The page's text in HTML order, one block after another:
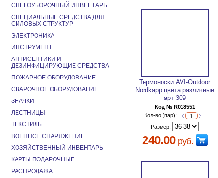
Термоноски AVI-Outdoor
Nordkapp цвета различные
арт 309
Код № R018551
Кол-во (пар):
Размер:
240.00руб.
СНЕГОУБОРОЧНЫЙ ИНВЕНТАРЬ
СПЕЦИАЛЬНЫЕ СРЕДСТВА ДЛЯ
СИЛОВЫХ СТРУКТУР
ЭЛЕКТРОНИКА
ИНСТРУМЕНТ
АНТИСЕПТИКИ И
ДЕЗИНФИЦИРУЮЩИЕ СРЕДСТВА
ПОЖАРНОЕ ОБОРУДОВАНИЕ
СВАРОЧНОЕ ОБОРУДОВАНИЕ
ЗНАЧКИ
ЛЕСТНИЦЫ
ТЕКСТИЛЬ
ВОЕННОЕ СНАРЯЖЕНИЕ
ХОЗЯЙСТВЕННЫЙ ИНВЕНТАРЬ
КАРТЫ ПОДАРОЧНЫЕ
РАСПРОДАЖА